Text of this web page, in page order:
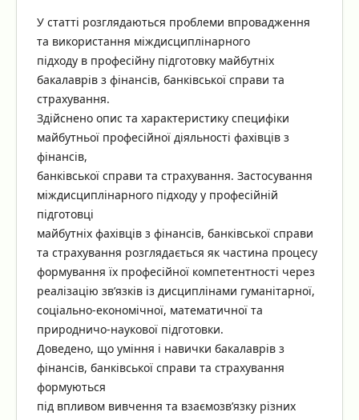
У статті розглядаються проблеми впровадження
та використання міждисциплінарного
підходу в професійну підготовку майбутніх
бакалаврів з фінансів, банківської справи та
страхування.
Здійснено опис та характеристику специфіки
майбутньої професійної діяльності фахівців з
фінансів,
банківської справи та страхування. Застосування
міждисциплінарного підходу у професійній
підготовці
майбутніх фахівців з фінансів, банківської справи
та страхування розглядається як частина процесу
формування їх професійної компетентності через
реалізацію зв’язків із дисциплінами гуманітарної,
соціально-економічної, математичної та
природничо-наукової підготовки.
Доведено, що уміння і навички бакалаврів з
фінансів, банківської справи та страхування
формуються
під впливом вивчення та взаємозв’язку різних